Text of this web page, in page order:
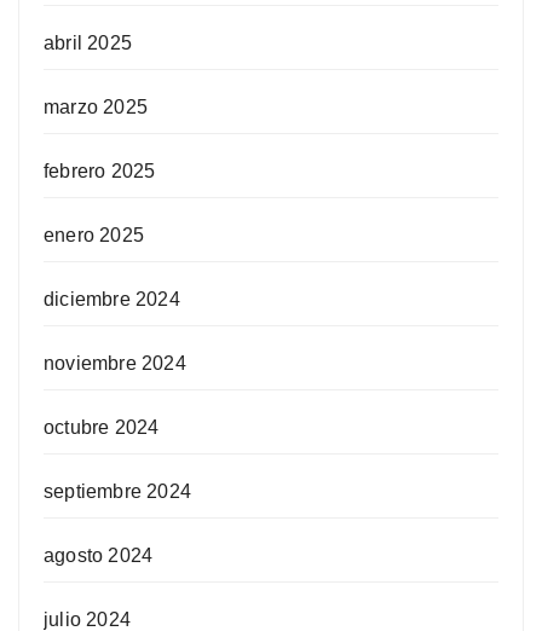
abril 2025
marzo 2025
febrero 2025
enero 2025
diciembre 2024
noviembre 2024
octubre 2024
septiembre 2024
agosto 2024
julio 2024